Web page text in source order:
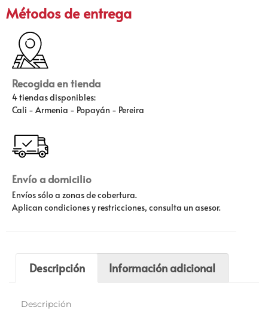
Métodos de entrega
Recogida en tienda
4 tiendas disponibles:
Cali - Armenia - Popayán - Pereira
Envío a domicilio
Envíos sólo a zonas de cobertura.
Aplican condiciones y restricciones, consulta un asesor.
Descripción Información adicional
Descripción